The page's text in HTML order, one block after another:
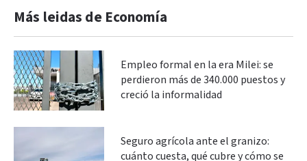
Más leidas de Economía
Empleo formal en la era Milei: se
perdieron más de 340.000 puestos y
creció la informalidad
Seguro agrícola ante el granizo:
cuánto cuesta, qué cubre y cómo se